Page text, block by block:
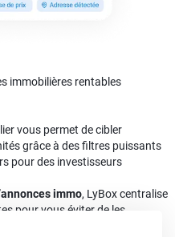
immobilières rentables
vous permet de cibler
grâce à des filtres puissants
pour des investisseurs
immo, LyBox centralise
pour vous éviter de les